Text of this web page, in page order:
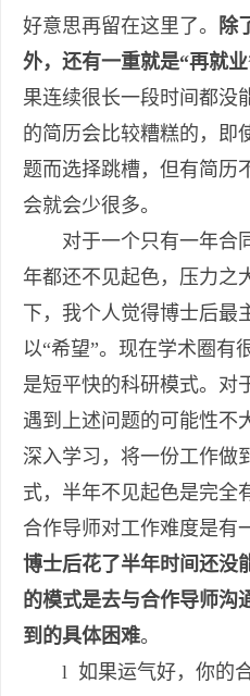
好意思再留在这里了。
除
外，还有一重就是“再就业
果连续很长一段时间都没
的简历会比较糟糕的，即
题而选择跳槽，但有简历
会就会少很多。
对于一个只有一年合
年都还不见起色，压力之
下，我个人觉得博士后
以“希望”。现在学术圈有
是短平快的科研模式。对
遇到上述问题的可能性不
深入学习，将一份工作做
式，半年不见起色是完全
合作导师对工作难度是有
博士后花了半年时间还没
的模式是去与合作导师沟
到的具体困难。
l 如果运气好，你的合